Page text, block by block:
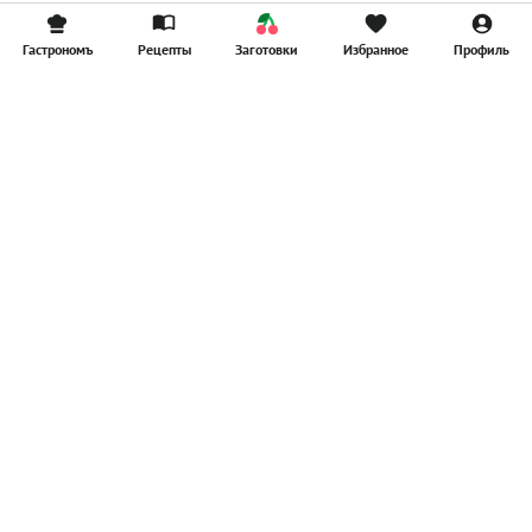
Гастрономъ Рецепты Заготовки Избранное Профиль